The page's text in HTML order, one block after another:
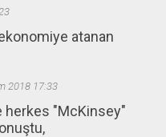
atanan
2018 17:33
herkes "McKinsey"